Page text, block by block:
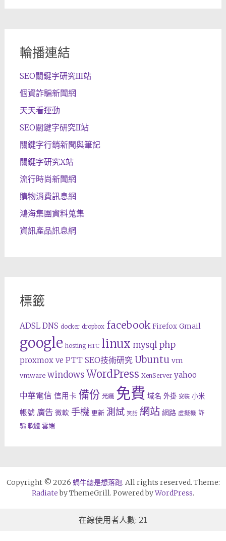
輪播連結
SEO關鍵字研究III站
個資詐騙新聞網
天天看運動
SEO關鍵字研究II站
關鍵字行銷新聞與筆記
關鍵字研究X站
流行時尚新聞網
購物消費訊息網
鴻海集團資料蒐集
資訊產品訊息網
標籤
ADSL DNS docker dropbox facebook Firefox Gmail
google hosting HTC linux mysql php
proxmox ve PTT SEO技術研究 Ubuntu vm
vmware windows WordPress XenServer yahoo
中華電信 信用卡 備份 光纖 免費 域名 外掛 安裝 小米
帳號 廣告 微軟 手機 更新 測試 笑話 網站 網路 虛擬機 詐
騙 軟體 雲端
Copyright © 2026 蝸牛總是想落跑. All rights reserved. Theme:
Radiateby ThemeGrill. Powered byWordPress.
在線使用者人數: 21